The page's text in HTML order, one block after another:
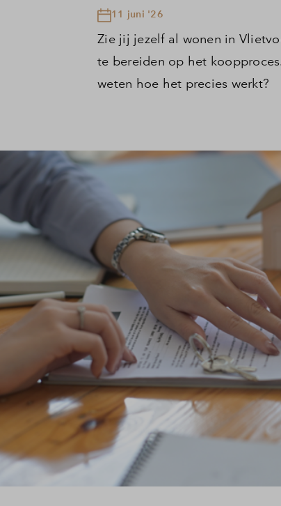
11 juni '26
Zie jij jezelf al wonen in
te bereiden op het
weten hoe het precies werkt?